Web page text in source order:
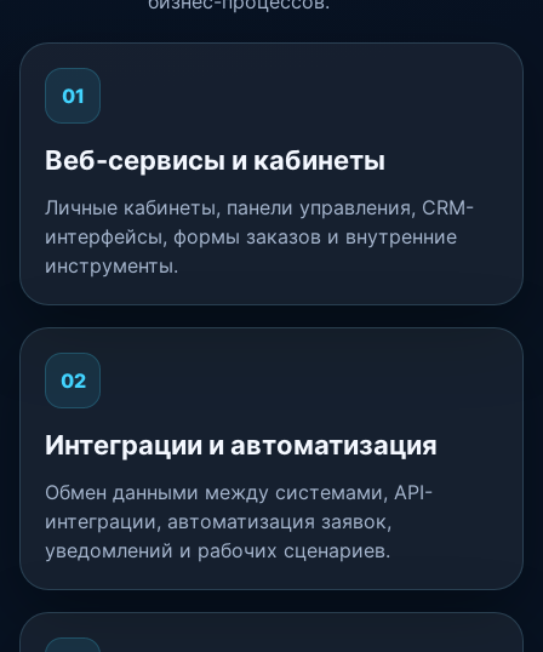
01
Веб-сервисы и кабинеты
Личные кабинеты, панели управления, CRM-
интерфейсы, формы заказов и внутренние
инструменты.
02
Интеграции и автоматизация
Обмен данными между системами, API-
интеграции, автоматизация заявок,
уведомлений и рабочих сценариев.